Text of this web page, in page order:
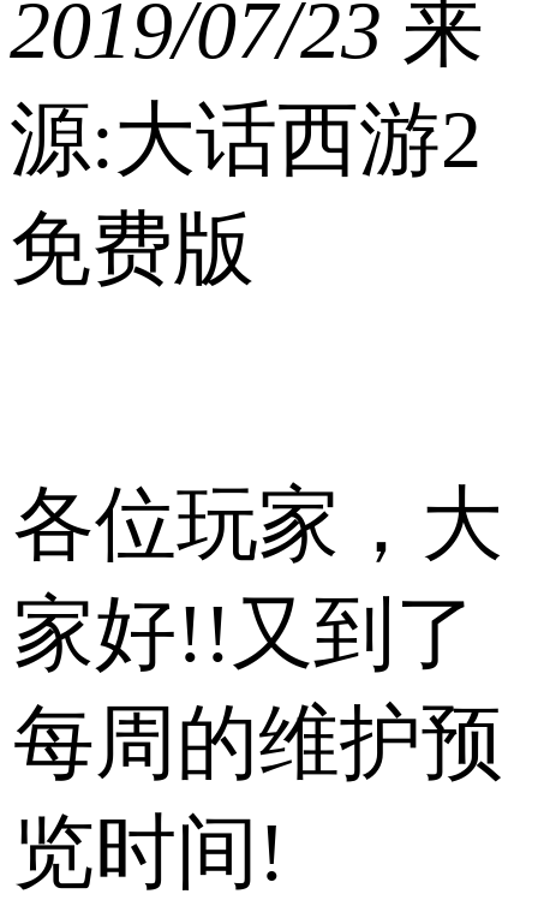
2019/07/23 来
源:大话西游2
免费版
各位玩家，大
家好!!又到了
每周的维护预
览时间!